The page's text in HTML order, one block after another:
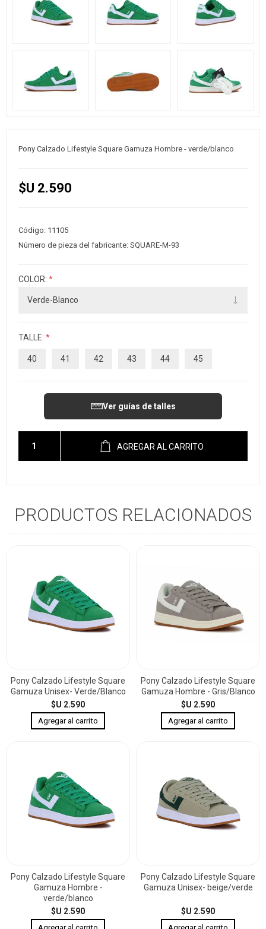
Pony Calzado Lifestyle Square Gamuza Hombre - verde/blanco
$U 2.590
Código: 11105
Número de pieza del fabricante: SQUARE-M-93
COLOR: *
TALLE: *
40 41 42 43 44 45
Ver guías de talles
AGREGAR AL CARRITO
PRODUCTOS RELACIONADOS
Pony Calzado Lifestyle Square
Gamuza Unisex- Verde/Blanco
$U 2.590
Pony Calzado Lifestyle Square
Gamuza Hombre - Gris/Blanco
$U 2.590
Pony Calzado Lifestyle Square
Gamuza Hombre -
verde/blanco
$U 2.590
Pony Calzado Lifestyle Square
Gamuza Unisex- beige/verde
$U 2.590